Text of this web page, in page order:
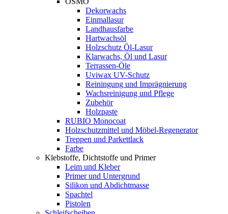
Dekorwachs
Einmallasur
Landhausfarbe
Hartwachsöl
Holzschutz Öl-Lasur
Klarwachs, Öl und Lasur
Terrassen-Öle
Uviwax UV-Schutz
Reiningung und Imprägnierung
Wachsreinigung und Pflege
Zubehör
Holzpaste
RUBIO Monocoat
Holzschutzmittel und Möbel-Regenerator
Treppen und Parkettlack
Farbe
Klebstoffe, Dichtstoffe und Primer
Leim und Kleber
Primer und Untergrund
Silikon und Abdichtmasse
Spachtel
Pistolen